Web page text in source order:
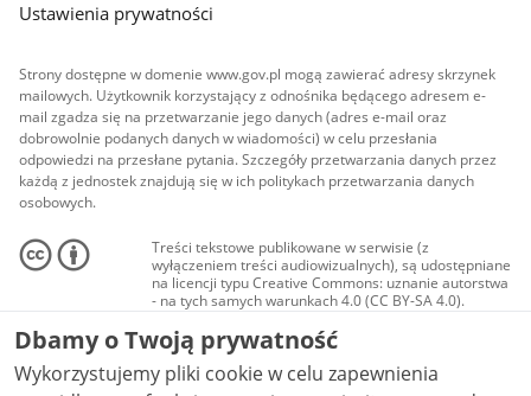
Ustawienia prywatności
Strony dostępne w domenie www.gov.pl mogą zawierać adresy skrzynek
mailowych. Użytkownik korzystający z odnośnika będącego adresem e-
mail zgadza się na przetwarzanie jego danych (adres e-mail oraz
dobrowolnie podanych danych w wiadomości) w celu przesłania
odpowiedzi na przesłane pytania. Szczegóły przetwarzania danych przez
każdą z jednostek znajdują się w ich politykach przetwarzania danych
osobowych.
Treści tekstowe publikowane w serwisie (z
wyłączeniem treści audiowizualnych), są udostępniane
na licencji typu Creative Commons: uznanie autorstwa
- na tych samych warunkach 4.0 (CC BY-SA 4.0).
Materiały audiowizualne, w tym zdjęcia, materiały
audio i wideo, są udostępniane na licencji typu
Creative Commons: uznanie autorstwa użycie
niekomercyjne - bez utworów zależnych 4.0 (CC BY-
NC-ND 4.0), o ile nie jest to stwierdzone inaczej.
Dbamy o Twoją prywatność
Wykorzystujemy pliki cookie w celu zapewnienia